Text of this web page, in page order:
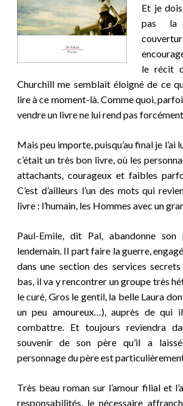
Et je
pas la
le récit
Churchill me semblait éloigné de ce
lire à ce moment-là. Comme quoi,
vendre un livre ne lui rend pas
Mais peu importe, puisqu’au final je l’ai
c’était un très bon livre, où les
attachants, courageux et faibles
C’est d’ailleurs l’un des mots qui
livre : l’humain, les Hommes avec un
Paul-Emile, dit Pal, abandonne
lendemain. Il part faire la guerre,
dans une section des services
bas, il va y rencontrer un groupe très
le curé, Gros le gentil, la belle Laura
un peu amoureux…), auprès de qui
combattre. Et toujours reviendra
souvenir de son père qu’il a
personnage du père est
Très beau roman sur l’amour filial et
responsabilités, le nécessaire